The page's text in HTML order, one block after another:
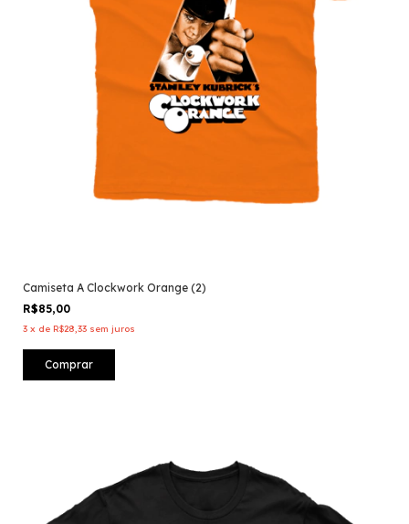
Camiseta A Clockwork Orange (2)
R$85,00
3 x de R$28,33 sem juros
Comprar